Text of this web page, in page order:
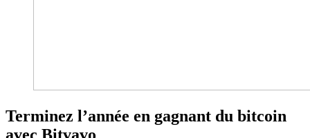
Terminez l’année en gagnant du bitcoin